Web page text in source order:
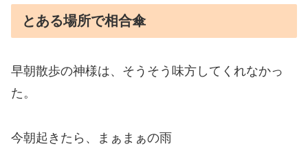
とある場所で相合傘
早朝散歩の神様は、そうそう味方してくれなかっ
た。
今朝起きたら、まぁまぁの雨